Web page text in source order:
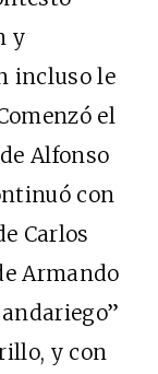
y
incluso le
el
Alfonso
con
Carlos
Armando
y con